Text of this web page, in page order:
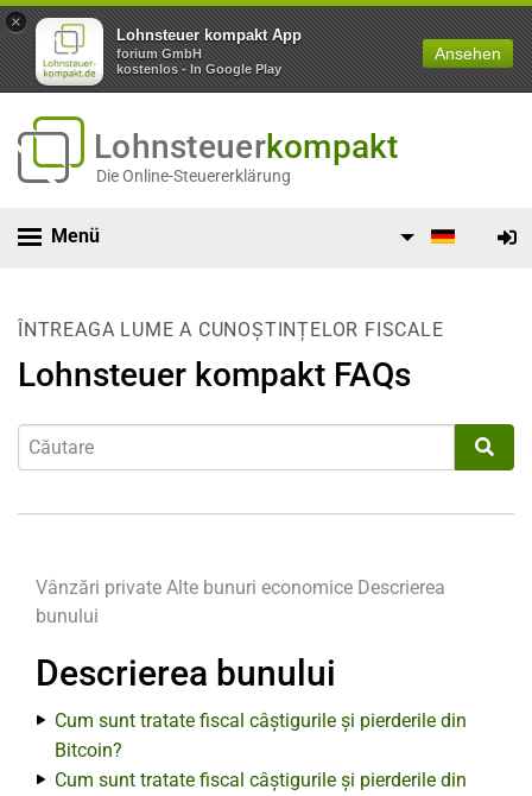
×
Lohnsteuer kompakt App
forium GmbH
kostenlos - In Google Play
Ansehen
Lohnsteuerkompakt
Die Online-Steuererklärung
Menü
ÎNTREAGA LUME A CUNOȘTINȚELOR FISCALE
Lohnsteuer kompakt FAQs
Vânzări private Alte bunuri economice Descrierea
bunului
Descrierea bunului
Cum sunt tratate fiscal câștigurile și pierderile din
Bitcoin?
Cum sunt tratate fiscal câștigurile și pierderile din